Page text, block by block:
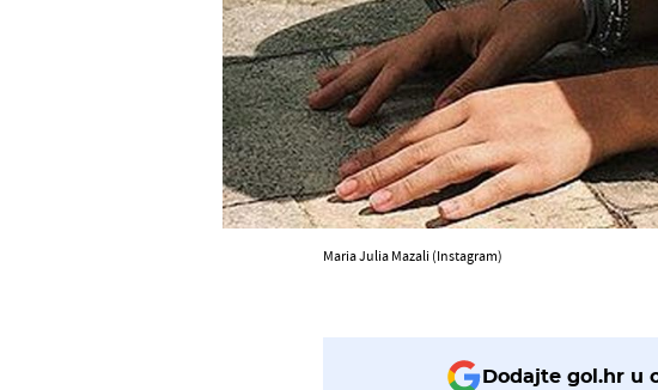
Maria Julia Mazali (Instagram)
Dodajte gol.hr u